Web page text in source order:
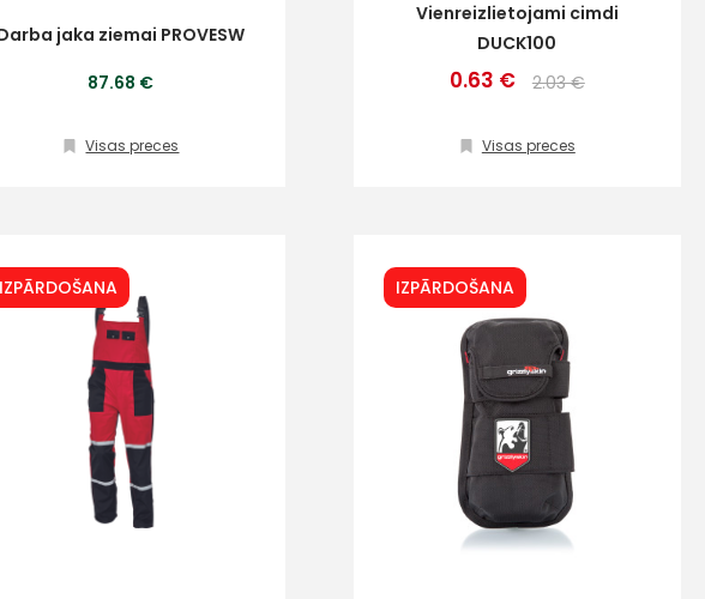
jaka ziemai PROVESW
87.68 €
Visas preces
Vienreizlietojami cimdi
DUCK100
0.63 € 2.03 €
Visas preces
IZPĀRDOŠANA IZPĀRDOŠANA